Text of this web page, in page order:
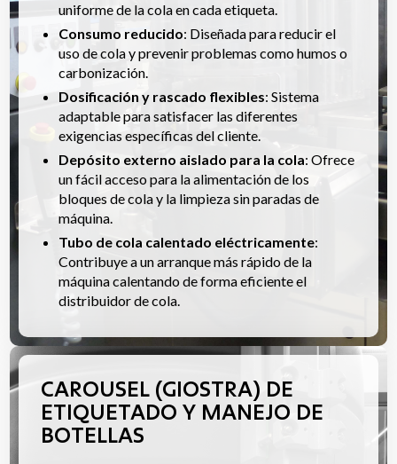
uniforme de la cola en cada etiqueta.
Consumo reducido: Diseñada para reducir el
uso de cola y prevenir problemas como humos o
carbonización.
Dosificación y rascado flexibles: Sistema
adaptable para satisfacer las diferentes
exigencias específicas del cliente.
Depósito externo aislado para la cola: Ofrece
un fácil acceso para la alimentación de los
bloques de cola y la limpieza sin paradas de
máquina.
Tubo de cola calentado eléctricamente:
Contribuye a un arranque más rápido de la
máquina calentando de forma eficiente el
distribuidor de cola.
CAROUSEL (GIOSTRA) DE
ETIQUETADO Y MANEJO DE
BOTELLAS